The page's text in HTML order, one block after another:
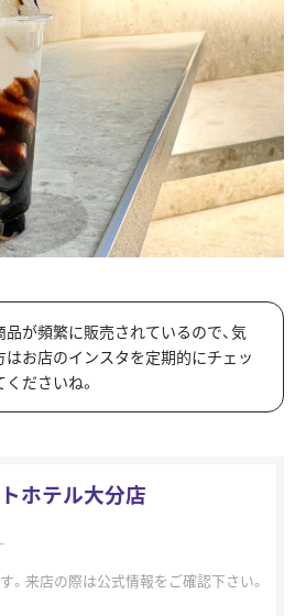
が頻繁に販売されているので、気
はお店のインスタを定期的にチェッ
ださいね。
ホテル大分店
。来店の際は公式情報をご確認下さい。